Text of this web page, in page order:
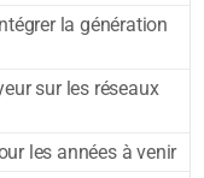
la génération
sur les réseaux
les années à venir